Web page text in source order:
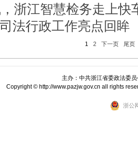
，浙江智慧检务走上快
法行政工作亮点回眸
1 2 下一页 尾页
主办：中共浙江省委政法委
Copyright © http://www.pazjw.gov.cn all rights
浙公